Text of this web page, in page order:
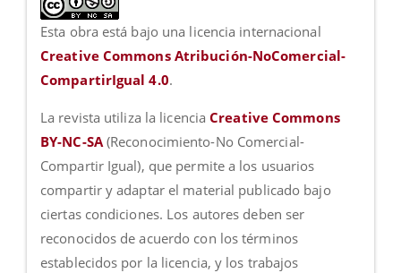
Esta obra está bajo una licencia internacional
Creative Commons Atribución-NoComercial-
CompartirIgual 4.0.
La revista utiliza la licenciaCreative Commons
BY-NC-SA(Reconocimiento-No Comercial-
Compartir Igual), que permite a los usuarios
compartir y adaptar el material publicado bajo
ciertas condiciones. Los autores deben ser
reconocidos de acuerdo con los términos
establecidos por la licencia, y los trabajos